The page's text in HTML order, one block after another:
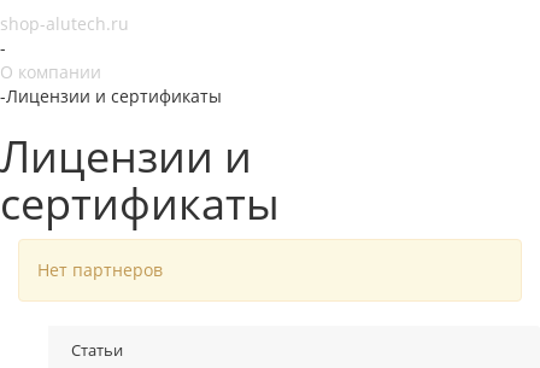
shop-alutech.ru
-
О компании
-Лицензии и сертификаты
Лицензии и
сертификаты
Нет партнеров
Статьи